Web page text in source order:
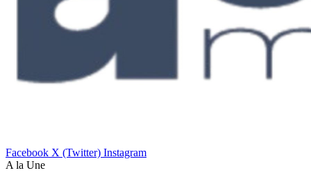
Facebook X (Twitter) Instagram
A la Une